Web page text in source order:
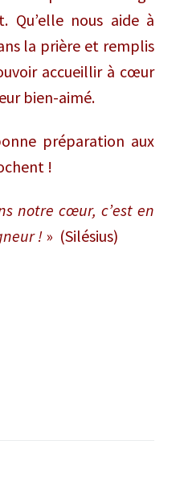
Qu’elle nous aide à
la prière et remplis
accueillir à cœur
bien-aimé.
préparation aux
!
notre cœur, c’est en
!» (Silésius)